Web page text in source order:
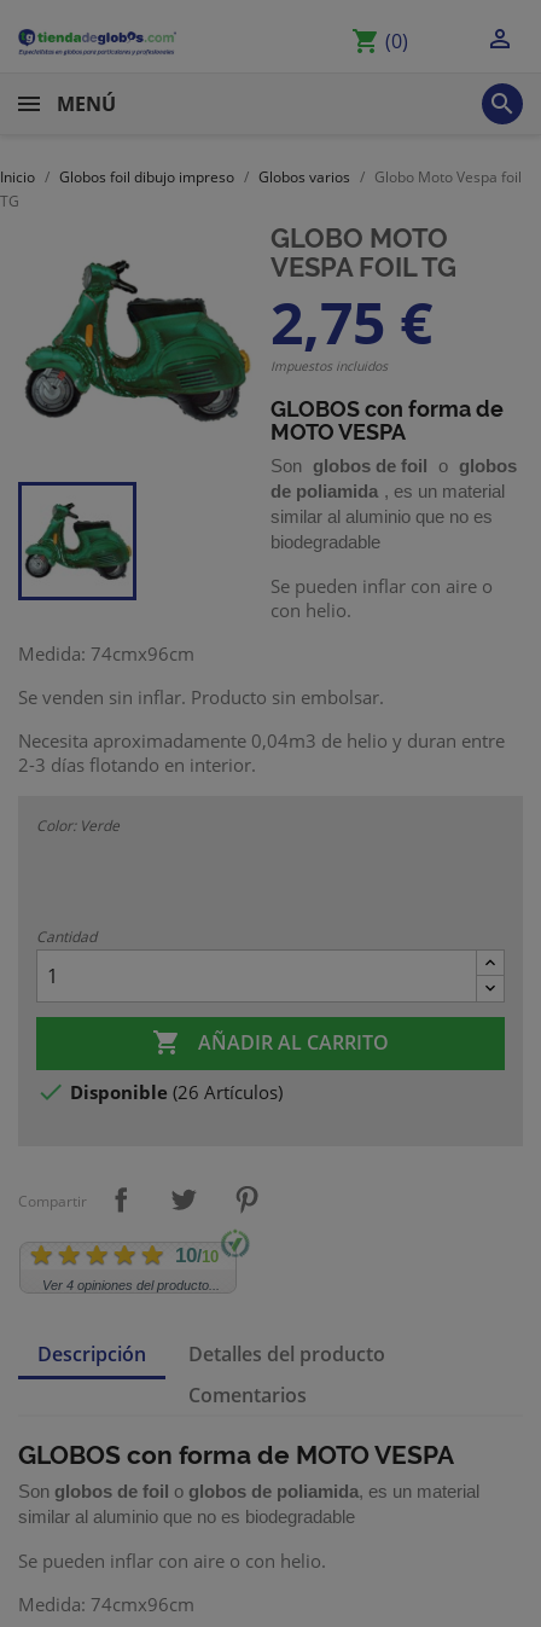
shopping_cart (0) 
MENÚ 
Inicio Globos foil dibujo impreso Globos varios
Globo Moto Vespa foil
TG
GLOBO MOTO
VESPA FOIL TG
2,75 €
Impuestos incluidos
GLOBOS con forma de
MOTO VESPA
Son globos de foil o globos
de poliamida , es un material
similar al aluminio que no es
biodegradable
Se pueden inflar con aire o
con helio.
Medida: 74cmx96cm
Se venden sin inflar. Producto sin embolsar.
Necesita aproximadamente 0,04m3 de helio y duran entre
2-3 días flotando en interior.
Color: Verde
Cantidad
 AÑADIR AL CARRITO
 Disponible (26 Artículos)
Compartir
10/10
Ver 4 opiniones del producto...
Descripción
Detalles del producto
Comentarios
GLOBOS con forma de MOTO VESPA
Son globos de foil o globos de poliamida, es un material
similar al aluminio que no es biodegradable
Se pueden inflar con aire o con helio.
Medida: 74cmx96cm